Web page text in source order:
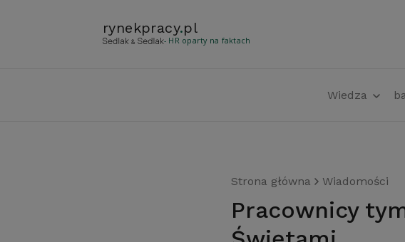
rynekpracy.pl
- HR oparty na faktach
Wiedza
Strona główna Wiadomości
Pracownicy tymczasowi poszukiwani przed